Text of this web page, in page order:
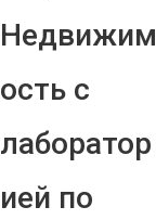
Недвижим
ость с
лаборатор
ией по